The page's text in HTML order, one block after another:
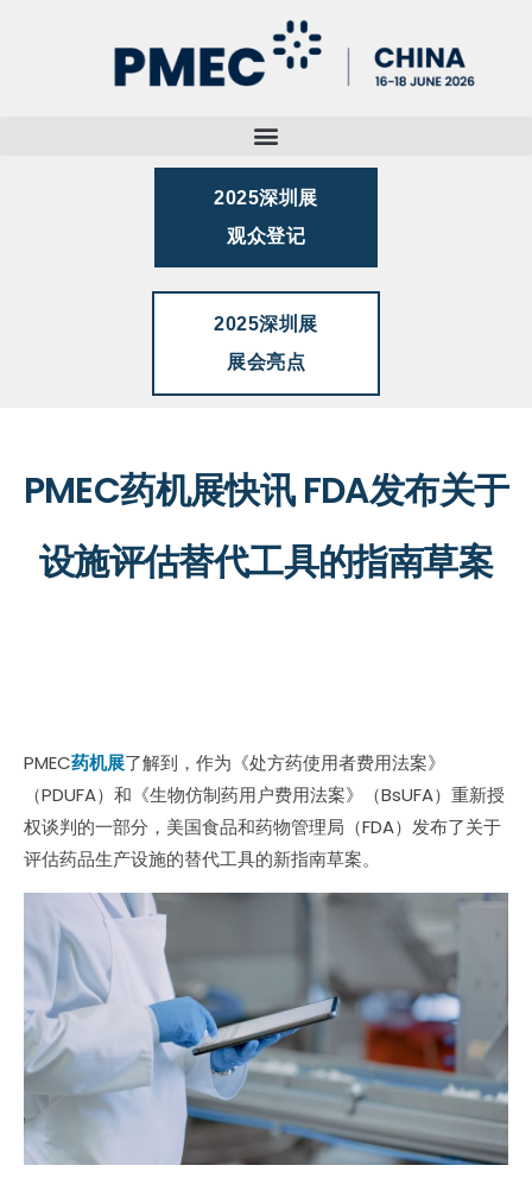
2025深圳展
观众登记
2025深圳展
展会亮点
PMEC药机展快讯 FDA发布关于
设施评估替代工具的指南草案
PMEC药机展了解到，作为《处方药使用者费用法案》
（PDUFA）和《生物仿制药用户费用法案》（BsUFA）重新授
权谈判的一部分，美国食品和药物管理局（FDA）发布了关于
评估药品生产设施的替代工具的新指南草案。